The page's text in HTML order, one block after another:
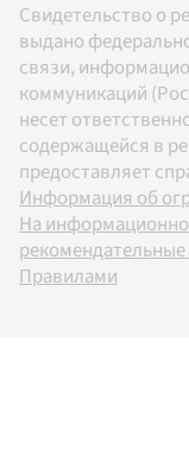
Свидетельство о
выдано
связи,
коммуникаций
несет
содержащейся в
предоставляет
Информация об
На
Правилами